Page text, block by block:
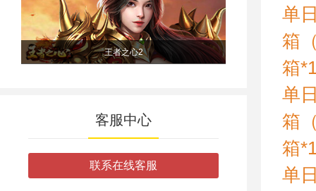
王者之心2
客服中心
联系在线客服
单
箱
箱
单
箱
箱
单